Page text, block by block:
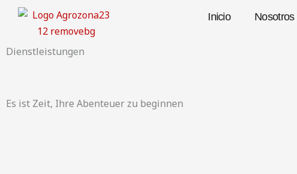
Skip
Inicio Nosotros
Dienstleistungen
Es ist Zeit, Ihre Abenteuer zu beginnen